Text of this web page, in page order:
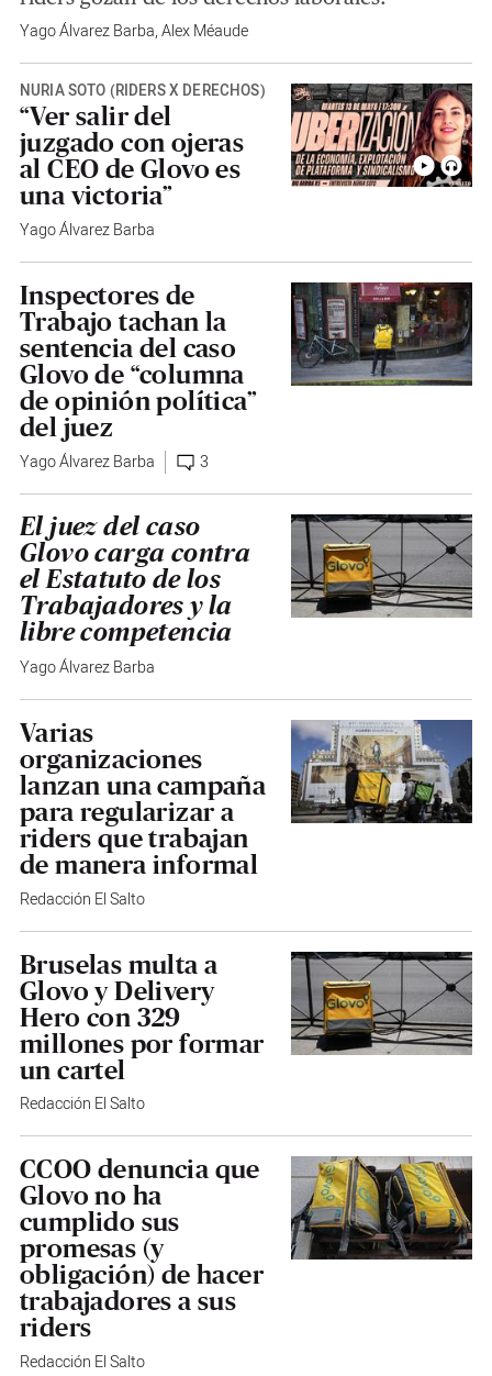
Yago Álvarez Barba,Alex Méaude
NÚRIA SOTO (RIDERS X DERECHOS)
“Ver salir del
juzgado con ojeras
al CEO de Glovo es
una victoria”
Yago Álvarez Barba
Inspectores de
Trabajo tachan la
sentencia del caso
Glovo de “columna
de opinión política”
del juez
Yago Álvarez Barba 3
El juez del caso
Glovo carga contra
el Estatuto de los
Trabajadores y la
libre competencia
Yago Álvarez Barba
Varias
organizaciones
lanzan una campaña
para regularizar a
riders que trabajan
de manera informal
Redacción El Salto
Bruselas multa a
Glovo y Delivery
Hero con 329
millones por formar
un cartel
Redacción El Salto
CCOO denuncia que
Glovo no ha
cumplido sus
promesas (y
obligación) de hacer
trabajadores a sus
riders
Redacción El Salto